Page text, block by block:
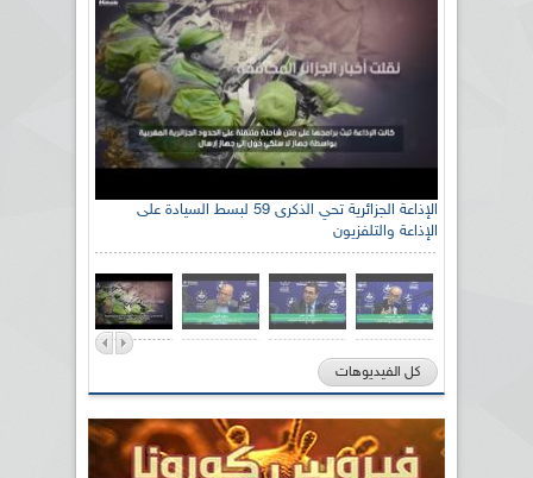
الإذاعة الجزائرية تحي الذكرى 59 لبسط السيادة على
الإذاعة والتلفزيون
كل الفيديوهات